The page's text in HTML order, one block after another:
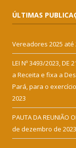
ÚLTIMAS
Vereadores 2025 até
LEI Nº 3493/2023, DE
a Receita e fixa a
Pará, para o
2023
PAUTA DA REUNIÃO
de dezembro de 2023